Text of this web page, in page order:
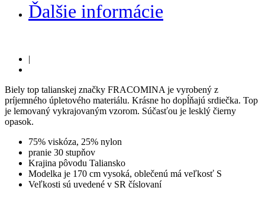
Ďalšie informácie
|
Biely top talianskej značky FRACOMINA je vyrobený z
príjemného úpletového materiálu. Krásne ho dopĺňajú srdiečka. Top
je lemovaný vykrajovaným vzorom. Súčasťou je lesklý čierny
opasok.
75% viskóza, 25% nylon
pranie 30 stupňov
Krajina pôvodu Taliansko
Modelka je 170 cm vysoká, oblečenú má veľkosť S
Veľkosti sú uvedené v SR číslovaní